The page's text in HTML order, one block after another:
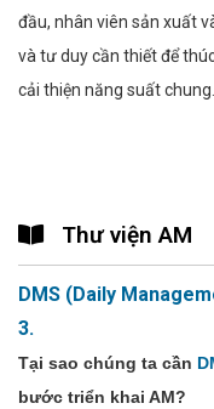
đầu, nhân viên sản xuất
và tư duy cần thiết để
cải thiện năng suất chung.
Thư viện AM
DMS (Daily
3.
Tại sao chúng ta cần
bước triển khai AM?